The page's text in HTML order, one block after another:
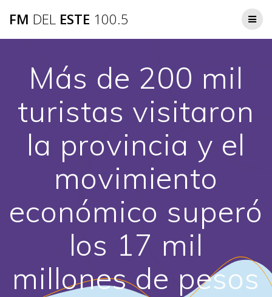
FM DEL ESTE 100.5
Más de 200 mil
turistas visitaron
la provincia y el
movimiento
económico superó
los 17 mil
millones de pesos